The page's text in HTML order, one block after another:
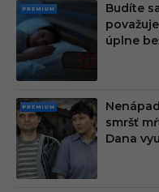
PRE
MIU
M
Budíte
úplne
PRE
MIU
M
smršť
Dana